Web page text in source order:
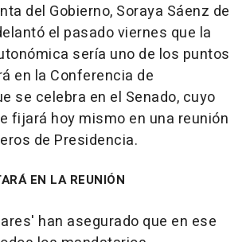
del Gobierno, Soraya Sáenz de
el pasado viernes que la
sería uno de los puntos
en la Conferencia de
se celebra en el Senado, cuyo
fijará hoy mismo en una reunión
de Presidencia.
EN LA REUNIÓN
han asegurado que en ese